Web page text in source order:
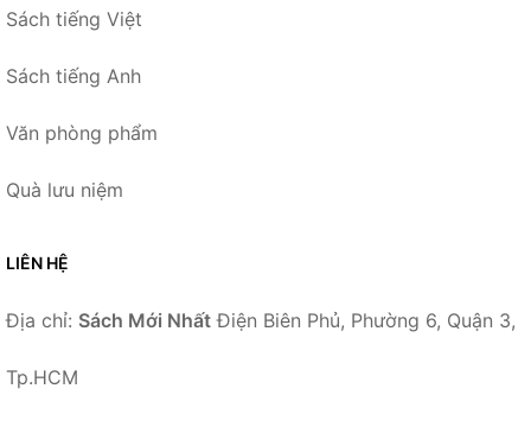
Sách tiếng Việt
Sách tiếng Anh
Văn phòng phẩm
Quà lưu niệm
LIÊN HỆ
Địa chỉ: Sách Mới Nhất Điện Biên Phủ, Phường 6, Quận 3,
Tp.HCM